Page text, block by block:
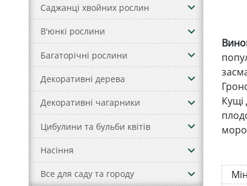
Саджанці хвойних рослин keyboard_arrow_down
В'юнкі рослини keyboard_arrow_down
Багаторічні рослини keyboard_arrow_down
Декоративні дерева keyboard_arrow_down
Декоративні чагарники keyboard_arrow_down
Цибулини та бульби квітів keyboard_arrow_down
Насіння keyboard_arrow_down
Все для саду та городу keyboard_arrow_down
Кущі